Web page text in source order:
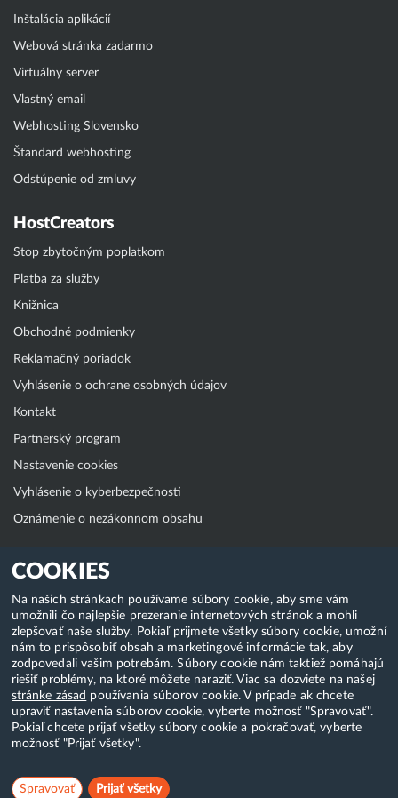
COOKIES
Na našich stránkach používame súbory cookie, aby sme vám
umožnili čo najlepšie prezeranie internetových stránok a mohli
zlepšovať naše služby. Pokiaľ prijmete všetky súbory cookie, umožní
nám to prispôsobiť obsah a marketingové informácie tak, aby
zodpovedali vašim potrebám. Súbory cookie nám taktiež pomáhajú
riešiť problémy, na ktoré môžete naraziť. Viac sa dozviete na našej
stránke zásad používania súborov cookie. V prípade ak chcete
upraviť nastavenia súborov cookie, vyberte možnosť "Spravovať".
Pokiaľ chcete prijať všetky súbory cookie a pokračovať, vyberte
možnosť "Prijať všetky".
Spravovať Prijať všetky
Inštalácia aplikácií
Webová stránka zadarmo
Virtuálny server
Vlastný email
Webhosting Slovensko
Štandard webhosting
Odstúpenie od zmluvy
HostCreators
Stop zbytočným poplatkom
Platba za služby
Knižnica
Obchodné podmienky
Reklamačný poriadok
Vyhlásenie o ochrane osobných údajov
Kontakt
Partnerský program
Nastavenie cookies
Vyhlásenie o kyberbezpečnosti
Oznámenie o nezákonnom obsahu
Klientská zóna
WebAdmin
WebMail
Zmena hesla (E-mail, FTP, SSH)
Webhosting
Domény
Copyright & 2018-2026 HostCreators. Všetky práva vyhradené